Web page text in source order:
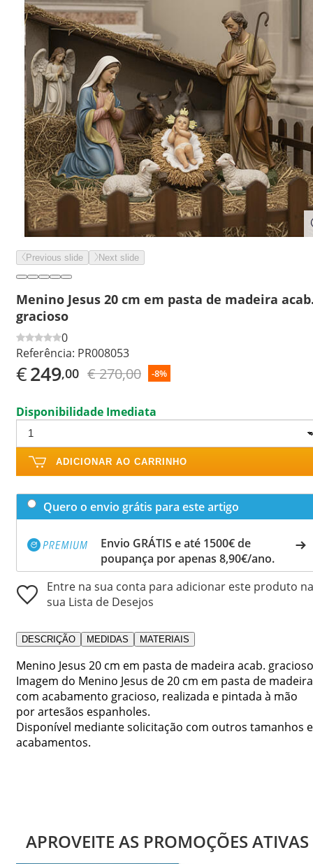
Previous slide Next slide
Menino Jesus 20 cm em pasta de madeira
gracioso
0
Referência: PR008053
€249,00 € 270,00 -8%
Disponibilidade Imediata
ADICIONAR AO CARRINHO
Quero o envio grátis para este artigo
Envio GRÁTIS e até 1500€ de
poupança por apenas 8,90€/ano.
Entre na sua conta para adicionar este produto na
sua Lista de Desejos
DESCRIÇÃO MEDIDAS MATERIAIS
Menino Jesus 20 cm em pasta de madeira acab.
Imagem do Menino Jesus de 20 cm em pasta de madeira
com acabamento gracioso, realizada e pintada à mão
por artesãos espanholes.
Disponível mediante solicitação com outros tamanhos e
acabamentos.
APROVEITE AS PROMOÇÕES ATIVAS